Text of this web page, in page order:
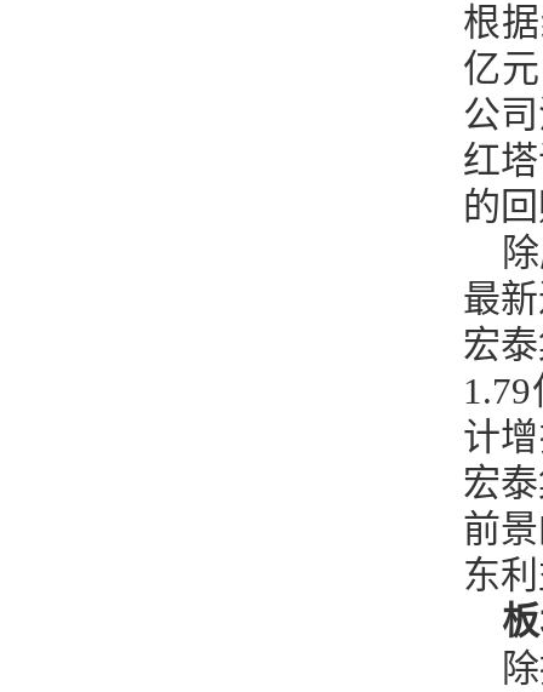
根
亿
公
红
的
最
宏
计
宏
前
东